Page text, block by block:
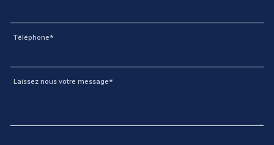
Téléphone*
Laissez nous votre message*